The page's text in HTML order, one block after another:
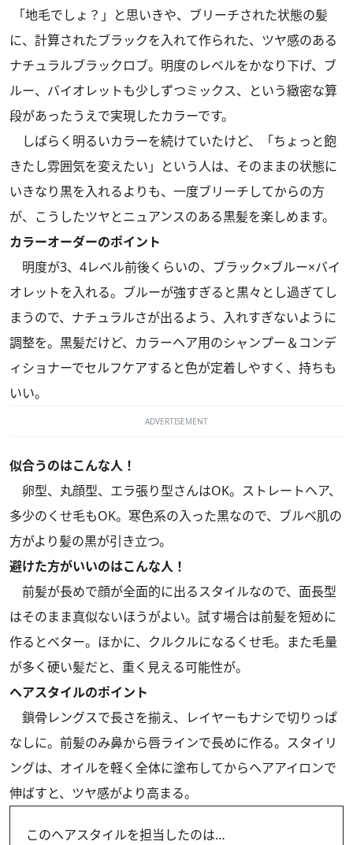
「地毛でしょ？」と思いきや、ブリーチされた状態の髪
に、計算されたブラックを入れて作られた、ツヤ感のある
ナチュラルブラックロブ。明度のレベルをかなり下げ、ブ
ルー、バイオレットも少しずつミックス、という緻密な算
段があったうえで実現したカラーです。
しばらく明るいカラーを続けていたけど、「ちょっと飽
きたし雰囲気を変えたい」という人は、そのままの状態に
いきなり黒を入れるよりも、一度ブリーチしてからの方
が、こうしたツヤとニュアンスのある黒髪を楽しめます。
カラーオーダーのポイント
明度が3、4レベル前後くらいの、ブラック×ブルー×バイ
オレットを入れる。ブルーが強すぎると黒々とし過ぎてし
まうので、ナチュラルさが出るよう、入れすぎないように
調整を。黒髪だけど、カラーヘア用のシャンプー＆コンデ
ィショナーでセルフケアすると色が定着しやすく、持ちも
いい。
ADVERTISEMENT
似合うのはこんな人！
卵型、丸顔型、エラ張り型さんはOK。ストレートヘア、
多少のくせ毛もOK。寒色系の入った黒なので、ブルベ肌の
方がより髪の黒が引き立つ。
避けた方がいいのはこんな人！
前髪が長めで顔が全面的に出るスタイルなので、面長型
はそのまま真似ないほうがよい。試す場合は前髪を短めに
作るとベター。ほかに、クルクルになるくせ毛。また毛量
が多く硬い髪だと、重く見える可能性が。
ヘアスタイルのポイント
鎖骨レングスで長さを揃え、レイヤーもナシで切りっぱ
なしに。前髪のみ鼻から唇ラインで長めに作る。スタイリ
ングは、オイルを軽く全体に塗布してからヘアアイロンで
伸ばすと、ツヤ感がより高まる。
このヘアスタイルを担当したのは…